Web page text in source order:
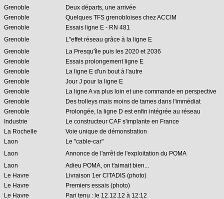
Grenoble
Deux départs, une arrivée
Grenoble
Quelques TFS grenobloises chez ACCIM
Grenoble
Essais ligne E - RN 481
Grenoble
L"effet réseau grâce à la ligne E
Grenoble
La Presqu'île puis les 2020 et 2036
Grenoble
Essais prolongement ligne E
Grenoble
La ligne E d'un bout à l'autre
Grenoble
Jour J pour la ligne E
Grenoble
La ligne A va plus loin et une commande en perspective
Grenoble
Des trolleys mais moins de tames dans l'immédiat
Grenoble
Prolongée, la ligne D est enfin intégrée au réseau
Industrie
Le constructeur CAF s'implante en France
La Rochelle
Voie unique de démonstration
Laon
Le "cable-car"
Laon
Annonce de l'arrêt de l'exploitation du POMA
Laon
Adieu POMA, on t'aimait bien...
Le Havre
Livraison 1er CITADIS (photo)
Le Havre
Premiers essais (photo)
Le Havre
Pari tenu : le 12.12.12 à 12:12